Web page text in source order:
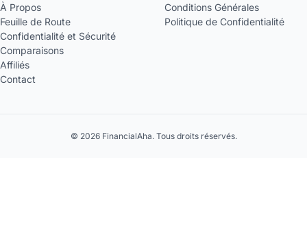
À Propos
Feuille de Route
Confidentialité et Sécurité
Comparaisons
Affiliés
Contact
Conditions Générales
Politique de Confidentialité
© 2026 FinancialAha. Tous droits réservés.